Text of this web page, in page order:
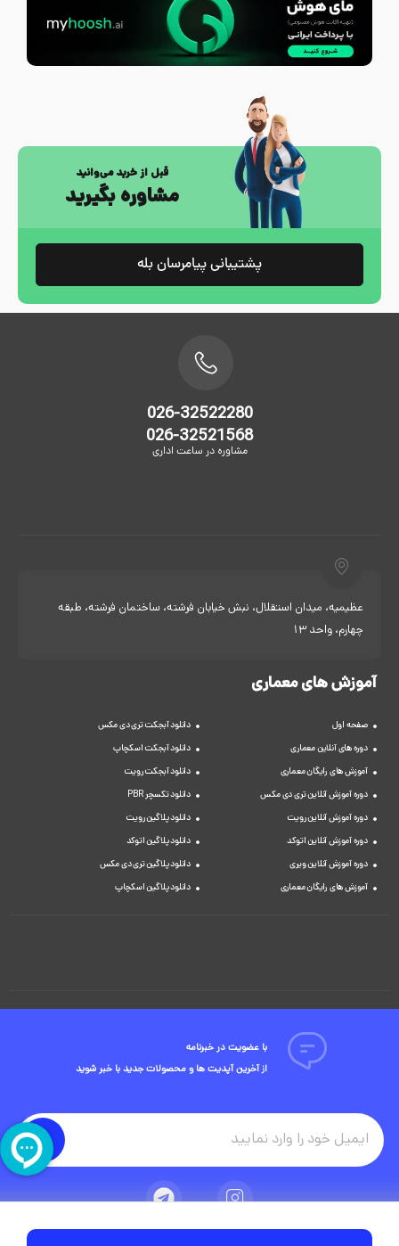
قبل از خرید می‌وانید
مشاوره بگیرید
پشتیبانی پیامرسان بله
026-32522280
026-32521568
مشاوره در ساعت اداری
عظیمیه، میدان استقلال، نبش خیابان فرشته، ساختمان فرشته، طبقه
چهارم، واحد 13
آموزش های معماری
صفحه اول
دوره های آنلاین معماری
آموزش های رایگان معماری
دوره آموزش آنلاین تری دی مکس
دوره آموزش آنلاین رویت
دوره آموزش آنلاین اتوکد
دوره آموزش آنلاین ویری
آموزش های رایگان معماری
دانلود آبجکت تری دی مکس
دانلود آبجکت اسکچاپ
دانلود آبجکت رویت
دانلود تکسچر PBR
دانلود پلاگین رویت
دانلود پلاگین اتوکد
دانلود پلاگین تری دی مکس
دانلود پلاگین اسکچاپ
با عضویت در خبرنامه
از آخرین آپدیت ها و محصولات جدید با خبر شوید